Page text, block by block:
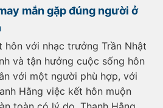
moi-yeu-d302489.html
mắn gặp đúng người ở
hôn với nhạc trưởng Trần Nhật
và tận hưởng cuộc sống hôn
với một người phù hợp, với
Hằng việc kết hôn muộn